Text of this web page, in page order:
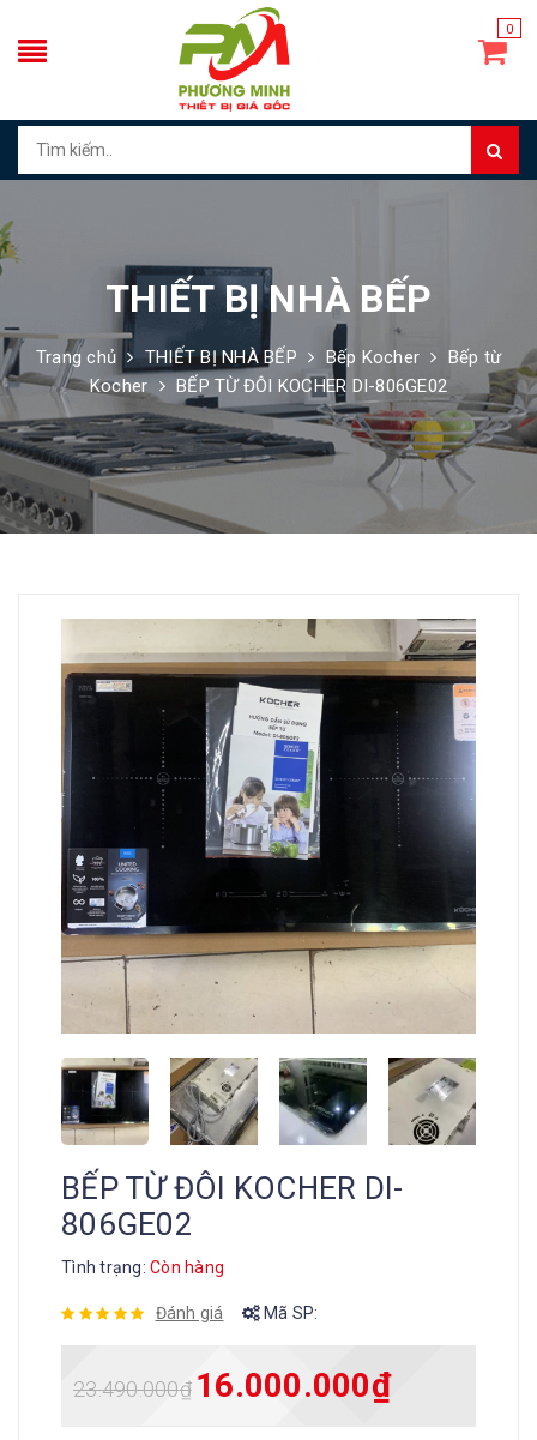
0
THIẾT BỊ NHÀ BẾP
Trang chủ THIẾT BỊ NHÀ BẾP Bếp Kocher
Bếp từ
Kocher
BẾP TỪ ĐÔI KOCHER DI-806GE02
BẾP TỪ ĐÔI KOCHER DI-
806GE02
Tình trạng: Còn hàng
Đánh giá Mã SP:
23.490.000₫ 16.000.000₫